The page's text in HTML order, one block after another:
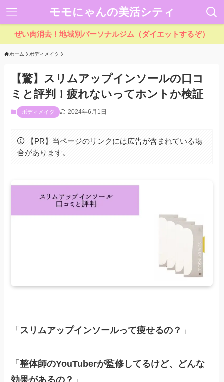
モモにゃんの美活シティ
ぜい肉消去！地域別パーソナルジム（ダイエットするぞ）
ホーム ボディメイク
【驚】スリムアップインソールの口コ
ミと評判！疲れないってホントか検証
ボディメイク 2024年6月1日
【PR】当ページのリンクには広告が含まれている場
合があります。
「 スリムアップインソールって痩せるの？ 」
「整体師のYouTuberが監修してるけど、どんな